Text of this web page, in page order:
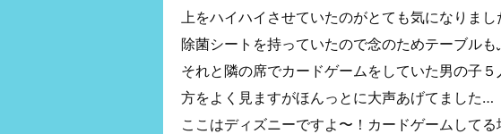
上をハイハイさせていたのがとても気になりま
除菌シートを持っていたので念のためテーブルも
それと隣の席でカードゲームをしていた男の子
方をよく見ますがほんっとに大声あげてました…
ここはディズニーですよ〜！カードゲームしてる